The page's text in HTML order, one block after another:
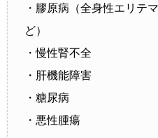
・膠原病（全身性エリテ
ど）
・慢性腎不全
・肝機能障害
・糖尿病
・悪性腫瘍